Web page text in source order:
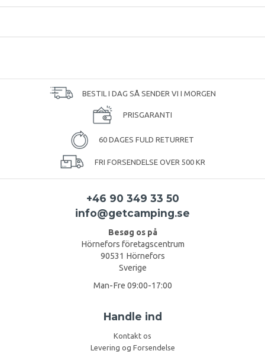
BESTIL I DAG SÅ SENDER VI I MORGEN
PRISGARANTI
60 DAGES FULD RETURRET
FRI FORSENDELSE OVER 500 KR
+46 90 349 33 50
info@getcamping.se
Besøg os på
Hörnefors företagscentrum
90531 Hörnefors
Sverige
Man-Fre 09:00-17:00
Handle ind
Kontakt os
Levering og Forsendelse